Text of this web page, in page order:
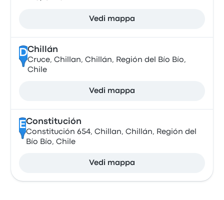
Vedi mappa
DChillán
Cruce, Chillan, Chillán, Región del Bío Bío,
Chile
Vedi mappa
EConstitución
Constitución 654, Chillan, Chillán, Región del
Bío Bío, Chile
Vedi mappa